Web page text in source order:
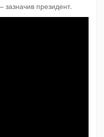
зазначив президент.